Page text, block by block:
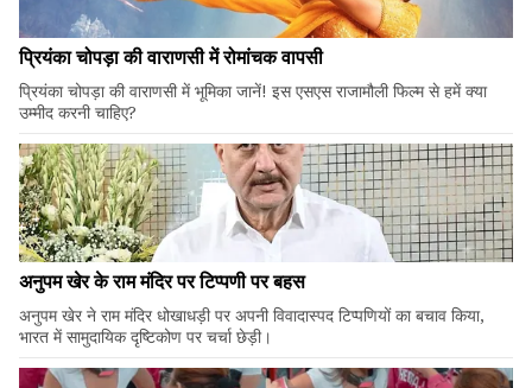
प्रियंका चोपड़ा की वाराणसी में रोमांचक वापसी
प्रियंका चोपड़ा की वाराणसी में भूमिका जानें! इस एसएस राजामौली फिल्म से हमें क्या
उम्मीद करनी चाहिए?
अनुपम खेर के राम मंदिर पर टिप्पणी पर बहस
अनुपम खेर ने राम मंदिर धोखाधड़ी पर अपनी विवादास्पद टिप्पणियों का बचाव किया,
भारत में सामुदायिक दृष्टिकोण पर चर्चा छेड़ी।